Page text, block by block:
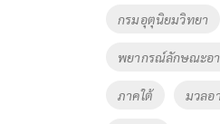
o
k
Tags
กรมอุตุนิยมวิทยา
พยากรณ์ลักษณะอ
ภาคใต้ มวลอ